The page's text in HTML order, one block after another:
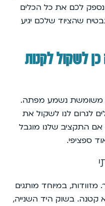
לכם את כל הכלים
שהציוד שלכם יגיע
כן לשקול לקנות
משומשת נשמע מפתה.
לגרום לנו לשקול את
אם התקציב שלנו מוגבל
ספציפי.
מזוודות, במיוחד מותגים
קטנה. בשוק היד השנייה,